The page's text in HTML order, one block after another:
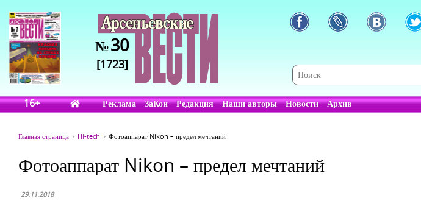
№30
[1723]
16+ Реклама ЗаКон Редакция Наши авторы Новости Архив
Главная страница Hi-tech Фотоаппарат Nikon – предел мечтаний
Фотоаппарат Nikon – предел мечтаний
29.11.2018